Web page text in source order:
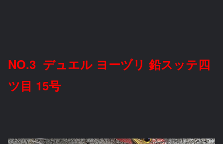
NO.3 デュエル ヨーヅリ 鉛スッテ四
ツ目 15号